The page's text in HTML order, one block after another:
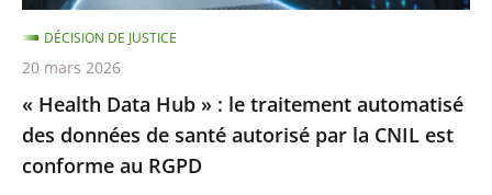
des
données
de
santé
autorisé
par
« Health Data Hub » : le traitement automatisé
des données de santé autorisé par la CNIL est
conforme au RGPD
DÉCISION DE JUSTICE
20 mars 2026